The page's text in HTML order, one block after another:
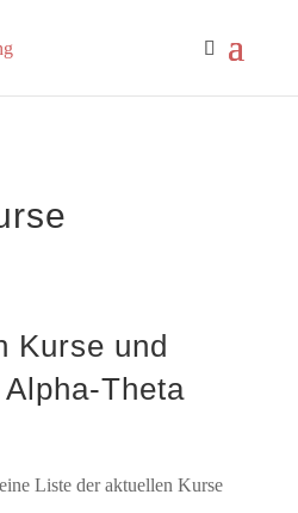
Kurse und
Theta
Liste der aktuellen Kurse